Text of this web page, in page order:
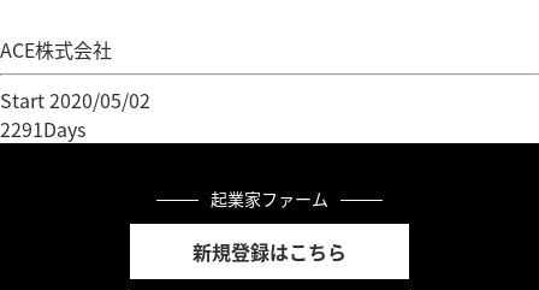
ACE株式会社
Start 2020/05/02
2291Days
起業家ファーム
新規登録はこちら